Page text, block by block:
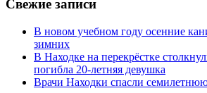
Свежие записи
В новом учебном году осенние
зимних
В Находке на перекрёстке
погибла 20-летняя девушка
Врачи Находки спасли